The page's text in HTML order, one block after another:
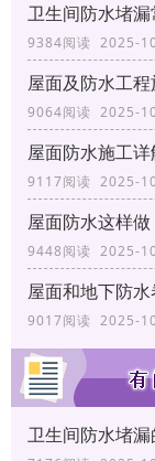
卫生间防水堵
9384阅读 2025-
屋面及防水工
9064阅读 2025-
屋面防水施工
9117阅读 2025-
屋面防水这样
9448阅读 2025-
9017阅读 2025-
卫生间防水堵